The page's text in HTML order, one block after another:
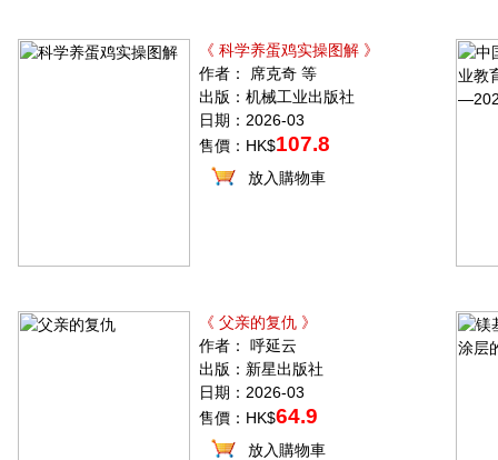
《 科学养蛋鸡实操图解 》
作者： 席克奇 等
出版：机械工业出版社
日期：2026-03
售價：HK$107.8
放入購物車
《 父亲的复仇 》
作者： 呼延云
出版：新星出版社
日期：2026-03
售價：HK$64.9
放入購物車